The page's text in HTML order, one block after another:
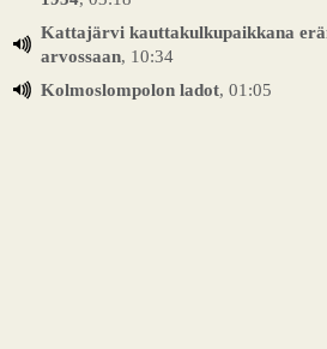
Kattajärvi kauttakulkupaikkana
arvossaan, 10:34
Kolmoslompolon ladot, 01:05